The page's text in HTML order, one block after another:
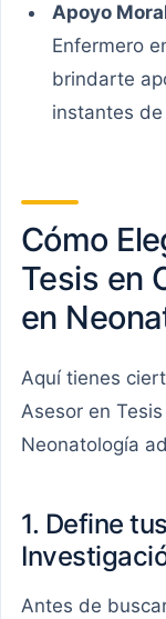
Apoyo
Enfermero
brindarte
instantes
Cómo
Tesis en
en
Aquí tienes
Asesor en
Neonatología
1. Define
Antes de